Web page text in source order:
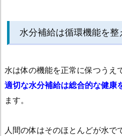
水分補給は循環機能を整
水は体の機能を正常に保つうえ
適切な水分補給は総合的な健康
ます。
人間の体はそのほとんどが水で